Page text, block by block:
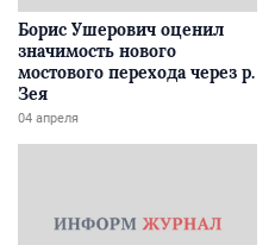
Борис Ушерович оценил
значимость нового
мостового перехода через р.
Зея
04 апреля